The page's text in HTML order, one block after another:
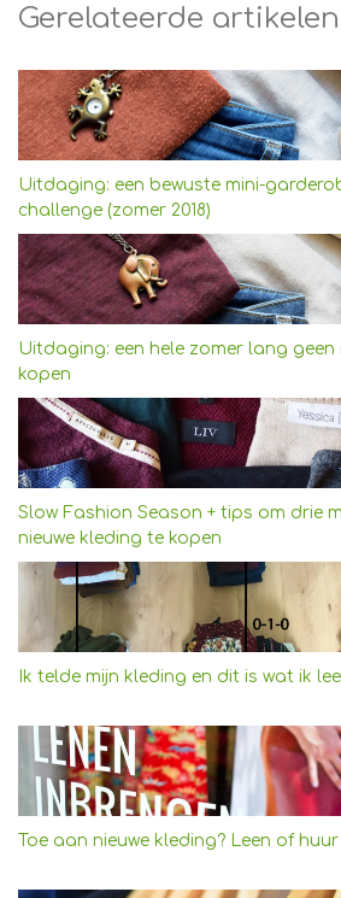
Gerelateerde artikelen
Uitdaging: een bewuste mini-
challenge (zomer 2018)
Uitdaging: een hele zomer lang geen
kopen
Slow Fashion Season + tips om drie
nieuwe kleding te kopen
Ik telde mijn kleding en dit is wat ik
Toe aan nieuwe kleding? Leen of huur